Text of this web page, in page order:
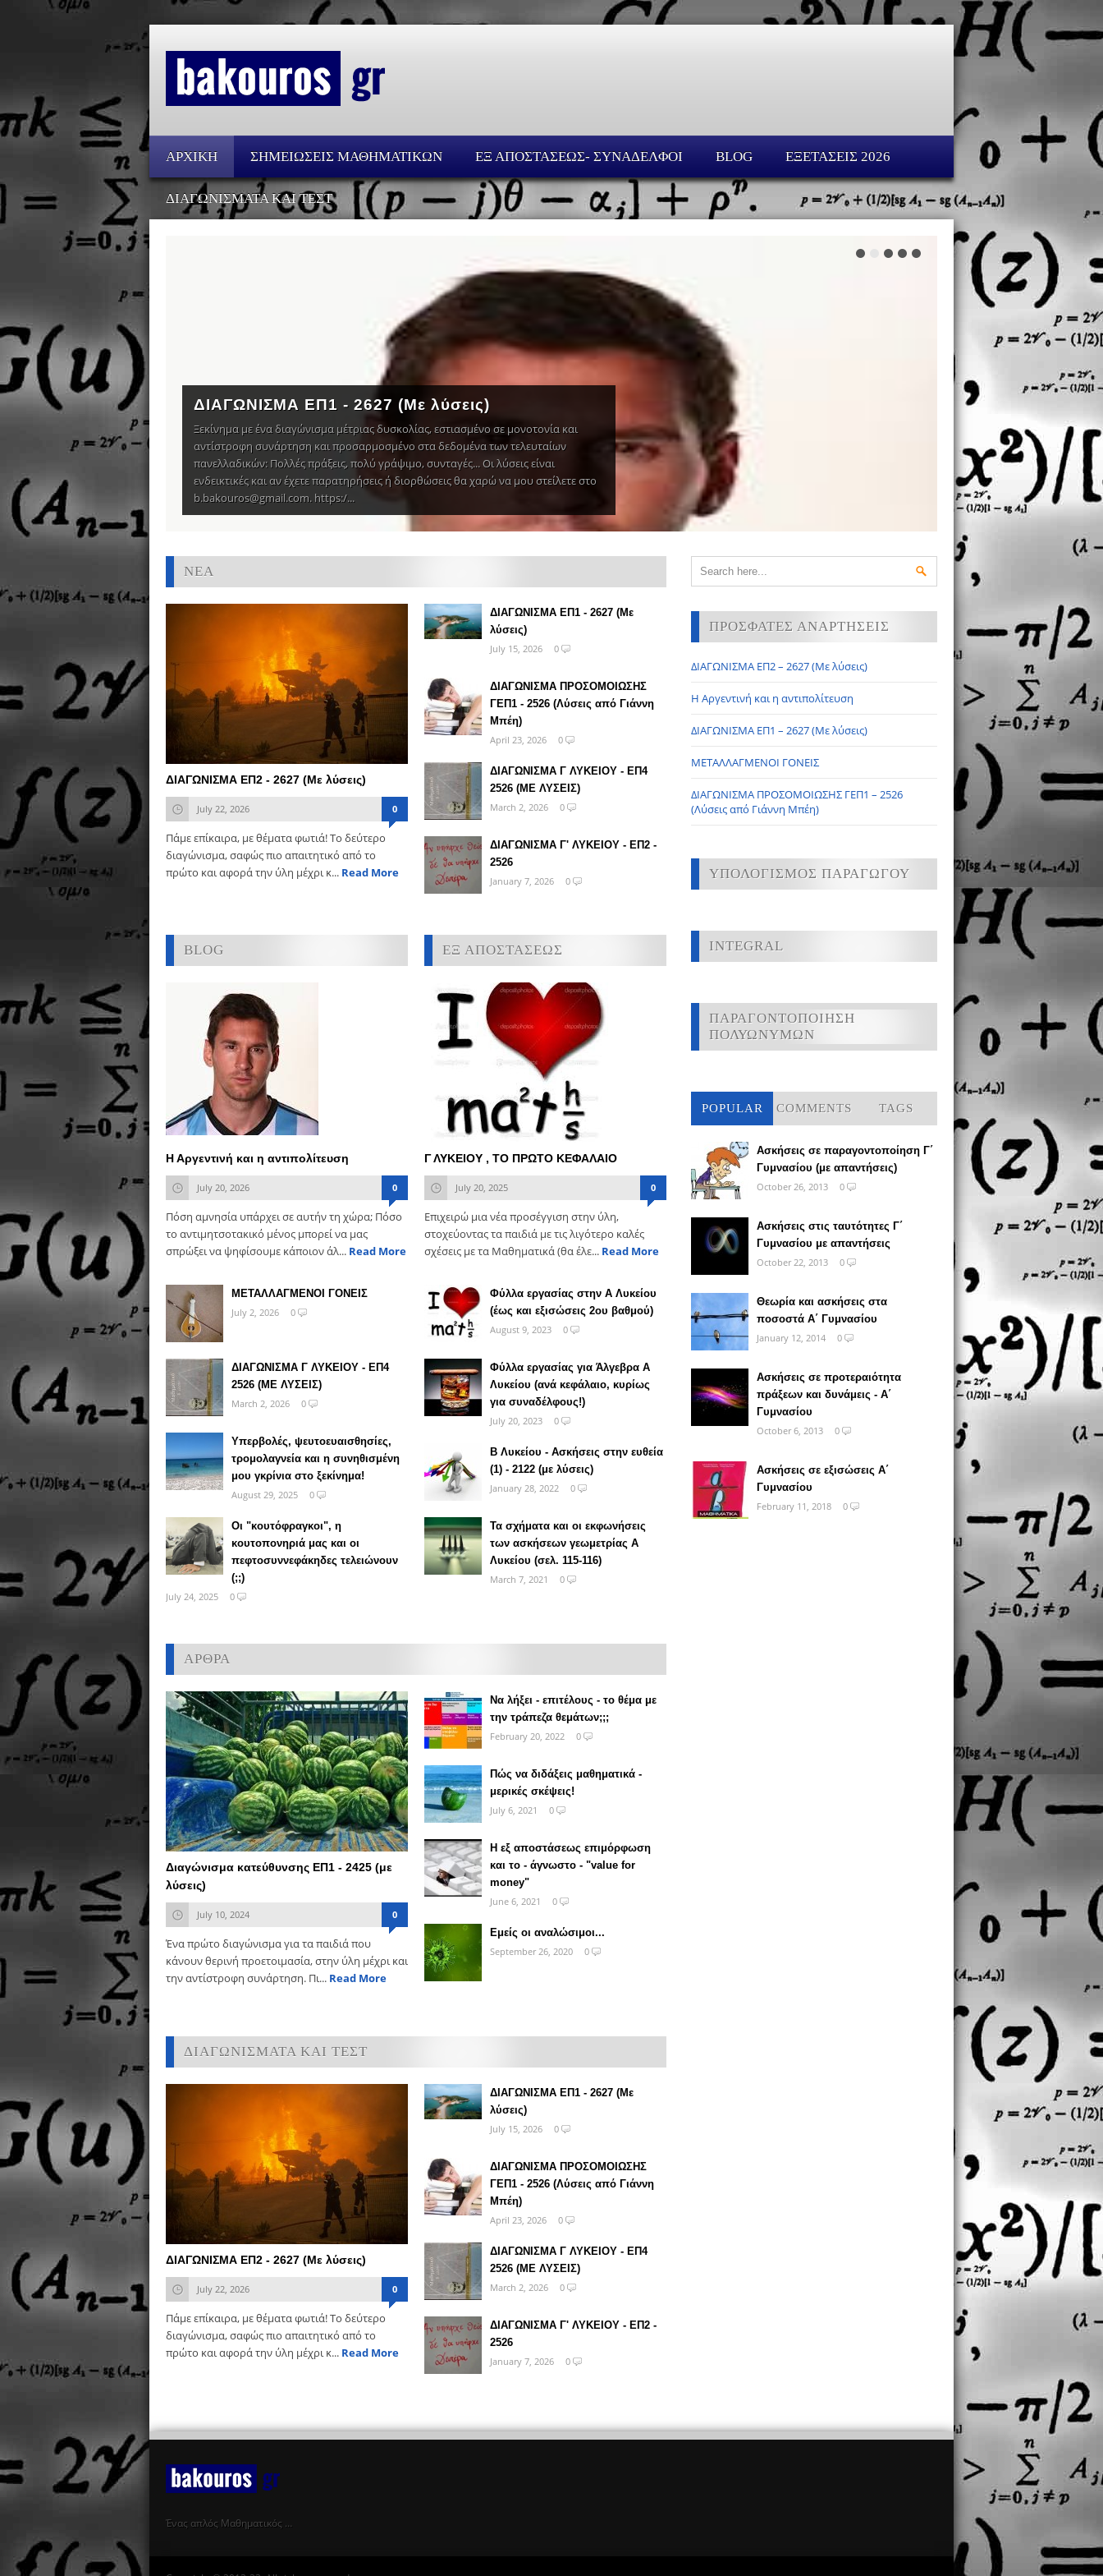
ΑΡΧΙΚΗ ΣΗΜΕΙΩΣΕΙΣ ΜΑΘΗΜΑΤΙΚΩΝ ΕΞ ΑΠΟΣΤΑΣΕΩΣ- ΣΥΝΑΔΕΛΦΟΙ BLOG ΕΞΕΤΑΣΕΙΣ 2026
ΔΙΑΓΩΝΙΣΜΑΤΑ ΚΑΙ ΤΕΣΤ
ΔΙΑΓΩΝΙΣΜΑ ΕΠ1 - 2627 (Με λύσεις)
Ξεκίνημα με ένα διαγώνισμα μέτριας δυσκολίας, εστιασμένο σε μονοτονία και
αντίστροφη συνάρτηση και προσαρμοσμένο στα δεδομένα των τελευταίων
πανελλαδικών: Πολλές πράξεις, πολύ γράψιμο, συνταγές... Οι λύσεις είναι
ενδεικτικές και αν έχετε παρατηρήσεις ή διορθώσεις θα χαρώ να μου στείλετε στο
b.bakouros@gmail.com. https:/...
ΝΕΑ
ΔΙΑΓΩΝΙΣΜΑ ΕΠ2 - 2627 (Με λύσεις)
July 22, 2026 0
Πάμε επίκαιρα, με θέματα φωτιά! Το δεύτερο
διαγώνισμα, σαφώς πιο απαιτητικό από το
πρώτο και αφορά την ύλη μέχρι κ... Read More
ΔΙΑΓΩΝΙΣΜΑ ΕΠ1 - 2627 (Με
λύσεις)
July 15, 2026
0
ΔΙΑΓΩΝΙΣΜΑ ΠΡΟΣΟΜΟΙΩΣΗΣ
ΓΕΠ1 - 2526 (Λύσεις από Γιάννη
Μπέη)
April 23, 2026
0
ΔΙΑΓΩΝΙΣΜΑ Γ ΛΥΚΕΙΟΥ - ΕΠ4
2526 (ΜΕ ΛΥΣΕΙΣ)
March 2, 2026
0
ΔΙΑΓΩΝΙΣΜΑ Γ' ΛΥΚΕΙΟΥ - ΕΠ2 -
2526
January 7, 2026
0
BLOG
Η Αργεντινή και η αντιπολίτευση
July 20, 2026 0
Πόση αμνησία υπάρχει σε αυτήν τη χώρα; Πόσο
το αντιμητσοτακικό μένος μπορεί να μας
σπρώξει να ψηφίσουμε κάποιον άλ... Read More
ΜΕΤΑΛΛΑΓΜΕΝΟΙ ΓΟΝΕΙΣ
July 2, 2026
0
ΔΙΑΓΩΝΙΣΜΑ Γ ΛΥΚΕΙΟΥ - ΕΠ4
2526 (ΜΕ ΛΥΣΕΙΣ)
March 2, 2026
0
Υπερβολές, ψευτοευαισθησίες,
τρομολαγνεία και η συνηθισμένη
μου γκρίνια στο ξεκίνημα!
August 29, 2025
0
Οι "κουτόφραγκοι", η
κουτοπονηριά μας και οι
πεφτοσυννεφάκηδες τελειώνουν
(;;)
July 24, 2025
0
ΕΞ ΑΠΟΣΤΑΣΕΩΣ
Γ ΛΥΚΕΙΟΥ , ΤΟ ΠΡΩΤΟ ΚΕΦΑΛΑΙΟ
July 20, 2025 0
Επιχειρώ μια νέα προσέγγιση στην ύλη,
στοχεύοντας τα παιδιά με τις λιγότερο καλές
σχέσεις με τα Μαθηματικά (θα έλε... Read More
Φύλλα εργασίας στην Α Λυκείου
(έως και εξισώσεις 2ου βαθμού)
August 9, 2023
0
Φύλλα εργασίας για Άλγεβρα Α
Λυκείου (ανά κεφάλαιο, κυρίως
για συναδέλφους!)
July 20, 2023
0
Β Λυκείου - Ασκήσεις στην ευθεία
(1) - 2122 (με λύσεις)
January 28, 2022
0
Τα σχήματα και οι εκφωνήσεις
των ασκήσεων γεωμετρίας Α
Λυκείου (σελ. 115-116)
March 7, 2021
0
ΑΡΘΡΑ
Διαγώνισμα κατεύθυνσης ΕΠ1 - 2425 (με
λύσεις)
July 10, 2024 0
Ένα πρώτο διαγώνισμα για τα παιδιά που
κάνουν θερινή προετοιμασία, στην ύλη μέχρι και
την αντίστροφη συνάρτηση. Πι... Read More
Να λήξει - επιτέλους - το θέμα με
την τράπεζα θεμάτων;;;
February 20, 2022
0
Πώς να διδάξεις μαθηματικά -
μερικές σκέψεις!
July 6, 2021
0
Η εξ αποστάσεως επιμόρφωση
και το - άγνωστο - "value for
money"
June 6, 2021
0
Εμείς οι αναλώσιμοι...
September 26, 2020
0
ΔΙΑΓΩΝΙΣΜΑΤΑ ΚΑΙ ΤΕΣΤ
ΔΙΑΓΩΝΙΣΜΑ ΕΠ2 - 2627 (Με λύσεις)
July 22, 2026 0
Πάμε επίκαιρα, με θέματα φωτιά! Το δεύτερο
διαγώνισμα, σαφώς πιο απαιτητικό από το
πρώτο και αφορά την ύλη μέχρι κ... Read More
ΔΙΑΓΩΝΙΣΜΑ ΕΠ1 - 2627 (Με
λύσεις)
July 15, 2026
0
ΔΙΑΓΩΝΙΣΜΑ ΠΡΟΣΟΜΟΙΩΣΗΣ
ΓΕΠ1 - 2526 (Λύσεις από Γιάννη
Μπέη)
April 23, 2026
0
ΔΙΑΓΩΝΙΣΜΑ Γ ΛΥΚΕΙΟΥ - ΕΠ4
2526 (ΜΕ ΛΥΣΕΙΣ)
March 2, 2026
0
ΔΙΑΓΩΝΙΣΜΑ Γ' ΛΥΚΕΙΟΥ - ΕΠ2 -
2526
January 7, 2026
0
ΠΡΟΣΦΑΤΕΣ ΑΝΑΡΤΗΣΕΙΣ
ΔΙΑΓΩΝΙΣΜΑ ΕΠ2 – 2627 (Με λύσεις)
Η Αργεντινή και η αντιπολίτευση
ΔΙΑΓΩΝΙΣΜΑ ΕΠ1 – 2627 (Με λύσεις)
ΜΕΤΑΛΛΑΓΜΕΝΟΙ ΓΟΝΕΙΣ
ΔΙΑΓΩΝΙΣΜΑ ΠΡΟΣΟΜΟΙΩΣΗΣ ΓΕΠ1 – 2526
(Λύσεις από Γιάννη Μπέη)
ΥΠΟΛΟΓΙΣΜΟΣ ΠΑΡΑΓΩΓΟΥ
INTEGRAL
ΠΑΡΑΓΟΝΤΟΠΟΙΗΣΗ
ΠΟΛΥΩΝΥΜΩΝ
POPULAR COMMENTS TAGS
Ασκήσεις σε παραγοντοποίηση Γ΄
Γυμνασίου (με απαντήσεις)
October 26, 2013
0
Ασκήσεις στις ταυτότητες Γ΄
Γυμνασίου με απαντήσεις
October 22, 2013
0
Θεωρία και ασκήσεις στα
ποσοστά Α΄ Γυμνασίου
January 12, 2014
0
Ασκήσεις σε προτεραιότητα
πράξεων και δυνάμεις - Α΄
Γυμνασίου
October 6, 2013
0
Ασκήσεις σε εξισώσεις Α΄
Γυμνασίου
February 11, 2018
0
Ένας απλός Μαθηματικός …